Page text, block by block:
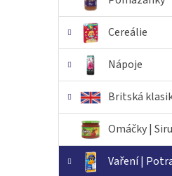
Cereálie
Nápoje
Britská
Omáčky |
Vaření |